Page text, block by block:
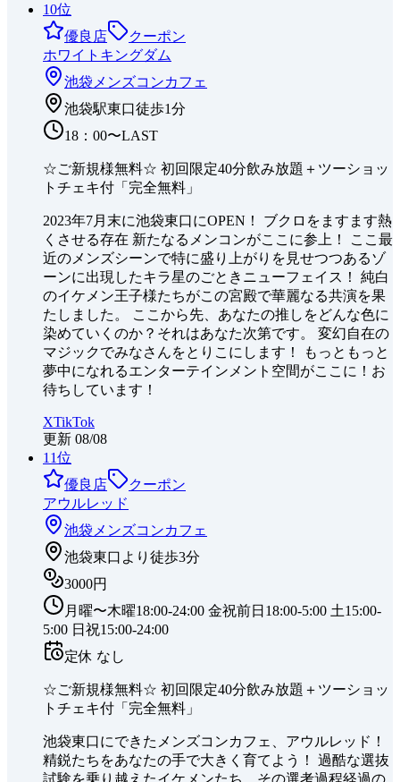
10位
優良店
クーポン
ホワイトキングダム
池袋 メンズコンカフェ
池袋駅東口徒歩1分
18：00〜LAST
☆ご新規様無料☆ 初回限定40分飲み放題＋ツーショッ
トチェキ付「完全無料」
2023年7月末に池袋東口にOPEN！ ブクロをますます熱
くさせる存在 新たなるメンコンがここに参上！ ここ最
近のメンズシーンで特に盛り上がりを見せつつあるゾ
ーンに出現したキラ星のごときニューフェイス！ 純白
のイケメン王子様たちがこの宮殿で華麗なる共演を果
たしました。 ここから先、あなたの推しをどんな色に
染めていくのか？それはあなた次第です。 変幻自在の
マジックでみなさんをとりこにします！ もっともっと
夢中になれるエンターテインメント空間がここに！お
待ちしています！
XTikTok
更新 08/08
11位
優良店
クーポン
アウルレッド
池袋 メンズコンカフェ
池袋東口より徒歩3分
3000円
月曜〜木曜18:00-24:00 金祝前日18:00-5:00 土15:00-
5:00 日祝15:00-24:00
定休 なし
☆ご新規様無料☆ 初回限定40分飲み放題＋ツーショッ
トチェキ付「完全無料」
池袋東口にできたメンズコンカフェ、アウルレッド！
精鋭たちをあなたの手で大きく育てよう！ 過酷な選抜